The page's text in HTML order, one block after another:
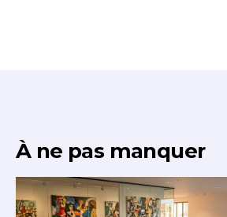
À ne pas manquer